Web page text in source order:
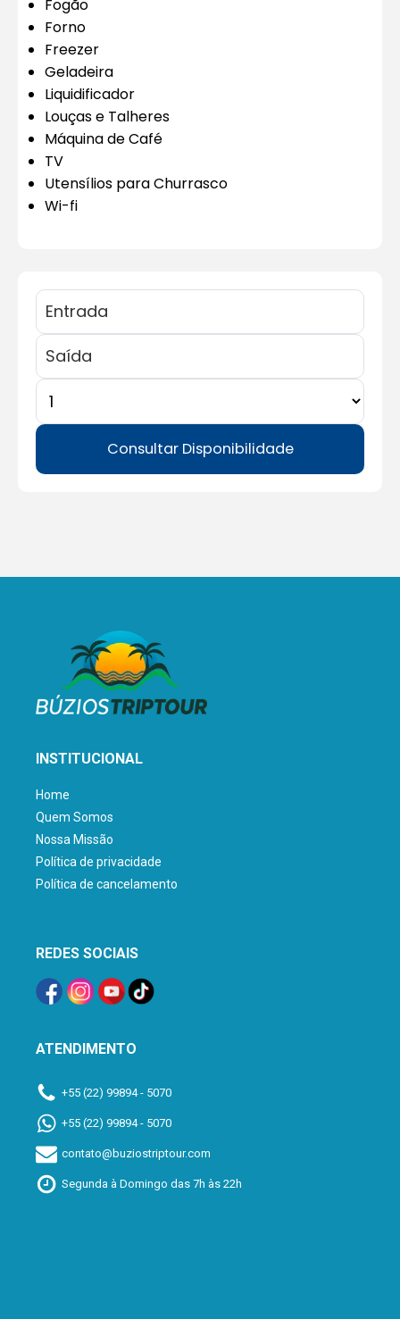
Fogão
Forno
Freezer
Geladeira
Liquidificador
Louças e Talheres
Máquina de Café
TV
Utensílios para Churrasco
Wi-fi
Consultar Disponibilidade
INSTITUCIONAL
Home
Quem Somos
Nossa Missão
Política de privacidade
Política de cancelamento
REDES SOCIAIS
ATENDIMENTO
+55 (22) 99894 - 5070
+55 (22) 99894 - 5070
contato@buziostriptour.com
Segunda à Domingo das 7h às 22h